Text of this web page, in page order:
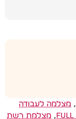
, מצלמה לעבודה
, מצלמת רשת